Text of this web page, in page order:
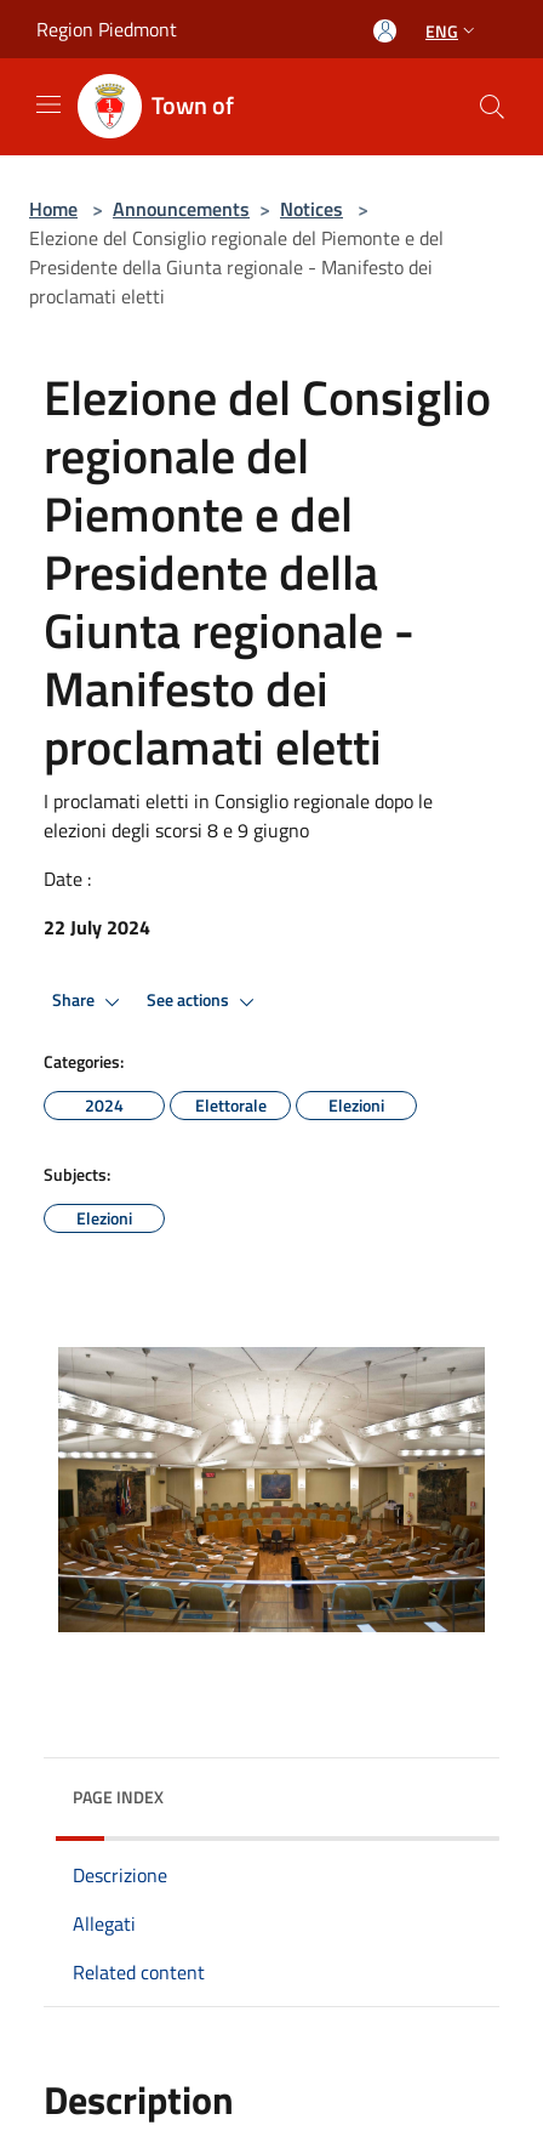
Region Piedmont ENG
Town of
Home > Announcements > Notices >
Elezione del Consiglio regionale del Piemonte e del
Presidente della Giunta regionale - Manifesto dei
proclamati eletti
Elezione del Consiglio
regionale del
Piemonte e del
Presidente della
Giunta regionale -
Manifesto dei
proclamati eletti
I proclamati eletti in Consiglio regionale dopo le
elezioni degli scorsi 8 e 9 giugno
Date :
22 July 2024
Share See actions
Categories:
2024
Elettorale Elezioni
Subjects:
Elezioni
PAGE INDEX
Descrizione
Allegati
Related content
Description